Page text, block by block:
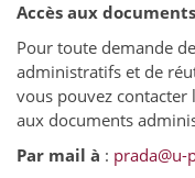
Accès aux
Pour toute demande
administratifs et de
vous pouvez contacter
aux documents
Par mail à : prada@u-